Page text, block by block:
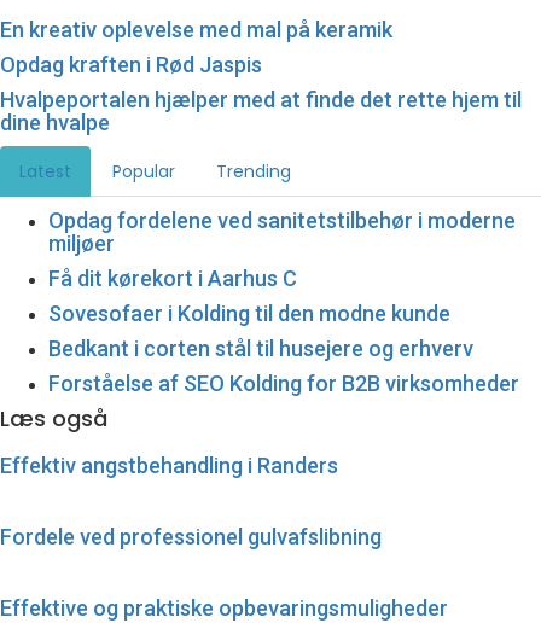
En kreativ oplevelse med mal på keramik
Opdag kraften i Rød Jaspis
Hvalpeportalen hjælper med at finde det rette hjem til
dine hvalpe
Latest Popular Trending
Opdag fordelene ved sanitetstilbehør i moderne
miljøer
Få dit kørekort i Aarhus C
Sovesofaer i Kolding til den modne kunde
Bedkant i corten stål til husejere og erhverv
Forståelse af SEO Kolding for B2B virksomheder
Læs også
Effektiv angstbehandling i Randers
Fordele ved professionel gulvafslibning
Effektive og praktiske opbevaringsmuligheder